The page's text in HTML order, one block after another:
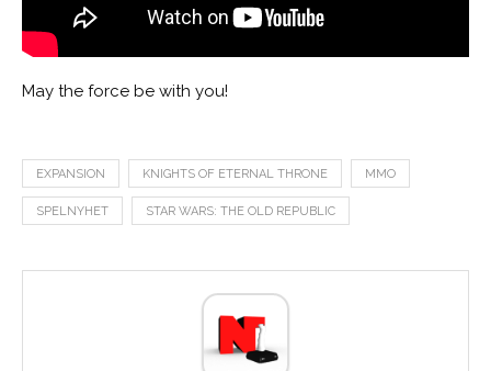
May the force be with you!
EXPANSION KNIGHTS OF ETERNAL THRONE MMO
SPELNYHET STAR WARS: THE OLD REPUBLIC